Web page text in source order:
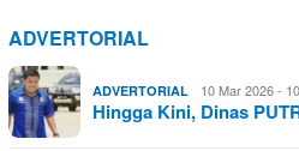
ADVERTORIAL
ADVERTORIAL 10 Mar 2026 -
Hingga Kini, Dinas